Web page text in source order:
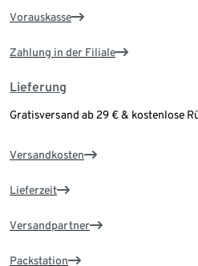
Vorauskasse
Zahlung in der Filiale
Lieferung
Gratisversand ab 29 € & kostenlose
Versandkosten
Lieferzeit
Versandpartner
Packstation